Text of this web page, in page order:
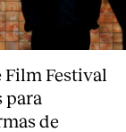
Festival
para
de